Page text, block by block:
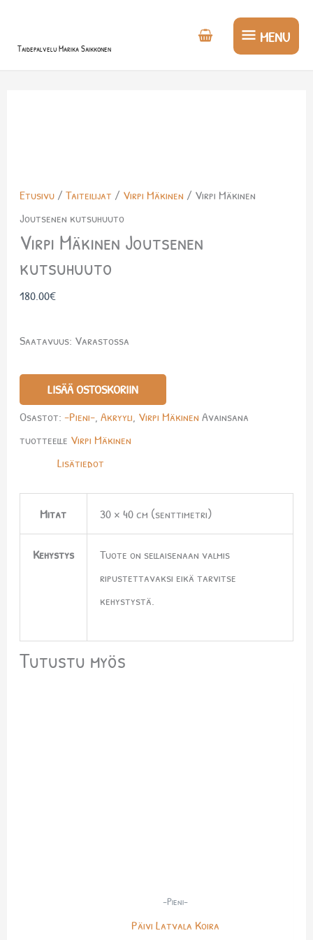
Taidepalvelu Marika Saikkonen
MENU
MENU
Etusivu/ Taiteilijat / Virpi Mäkinen / Virpi Mäkinen
Joutsenen kutsuhuuto
Virpi Mäkinen Joutsenen
kutsuhuuto
180.00€
Saatavuus: Varastossa
määrä
LISÄÄ OSTOSKORIIN
Osastot: -Pieni-, Akryyli, Virpi Mäkinen Avainsana
tuotteelle Virpi Mäkinen
Lisätiedot
Mitat 30 × 40 cm (senttimetri)
Kehystys
Tuote on sellaisenaan valmis
ripustettavaksi eikä tarvitse
kehystystä.
Tutustu myös
-Pieni-
Päivi Latvala Koira